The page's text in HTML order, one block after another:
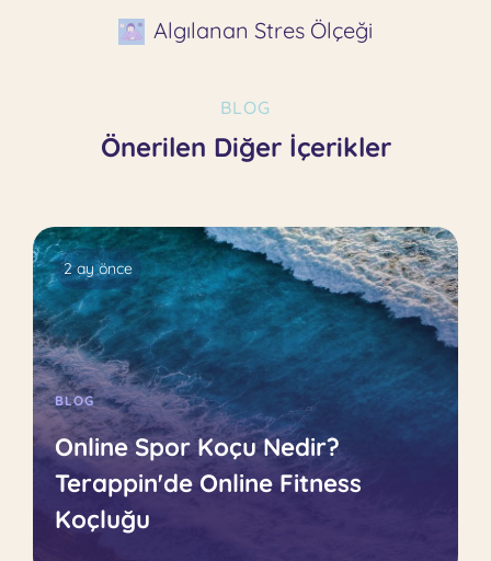
Algılanan Stres Ölçeği
BLOG
Önerilen Diğer İçerikler
2 ay önce
BLOG
Online Spor Koçu Nedir?
Terappin'de Online Fitness
Koçluğu